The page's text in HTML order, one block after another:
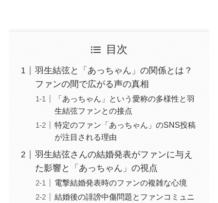
目次
羽生結弦と「あっちゃん」の関係とは？
ファンの間で広がる声の真相
「あっちゃん」という愛称の多様性と羽
生結弦ファンとの接点
特定のファン「あっちゃん」のSNS投稿
が注目される理由
羽生結弦さんの結婚発表がファンに与え
た影響と「あっちゃん」の視点
電撃結婚発表時のファンの複雑な心境
結婚後の誹謗中傷問題とファンコミュニ